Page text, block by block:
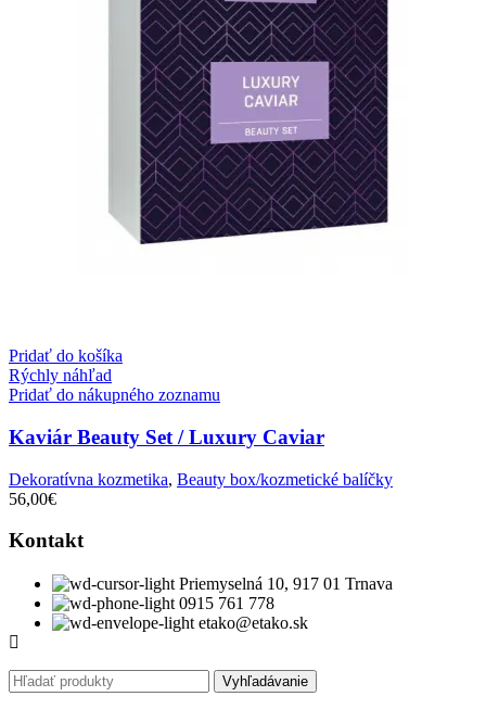
Pridať do košíka
Rýchly náhľad
Pridať do nákupného zoznamu
Kaviár Beauty Set / Luxury Caviar
Dekoratívna kozmetika, Beauty box/kozmetické balíčky
56,00€
Kontakt
Priemyselná 10, 917 01 Trnava
0915 761 778
etako@etako.sk
Vyhľadávanie